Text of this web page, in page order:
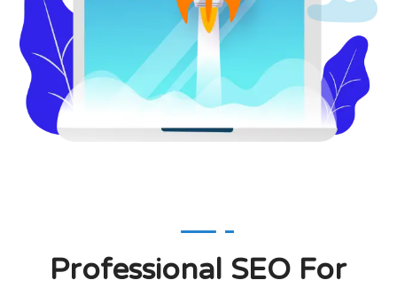
Professional SEO For